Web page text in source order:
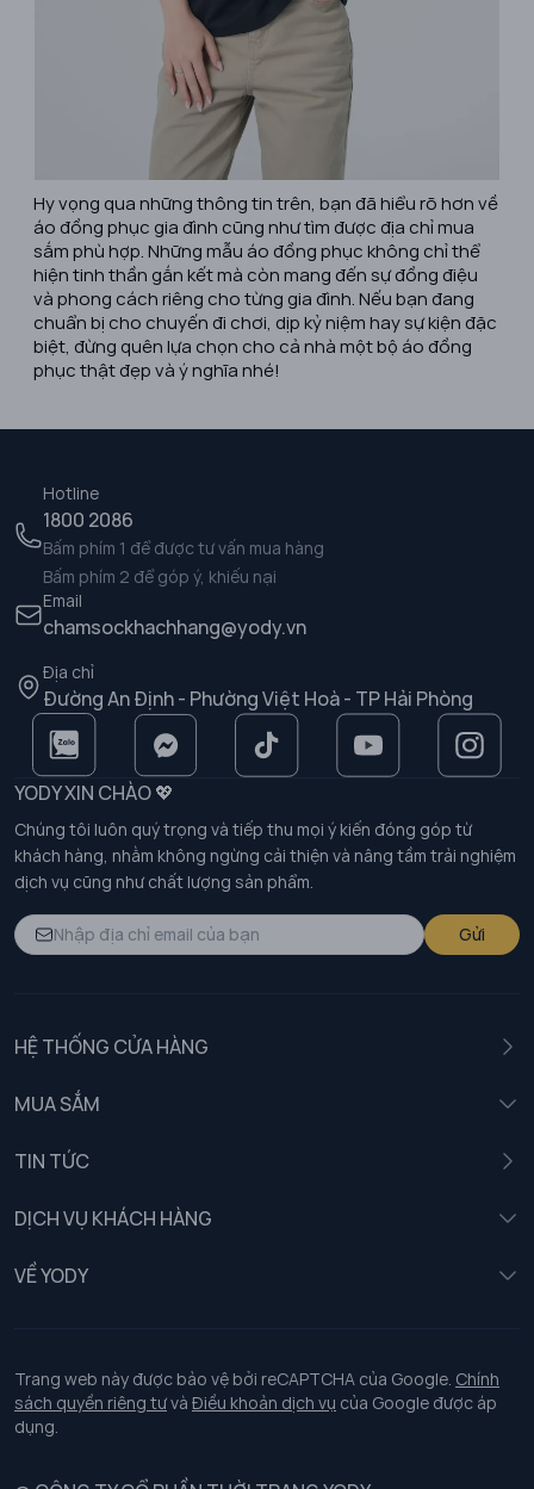
Hy vọng qua những thông tin trên, bạn đã hiểu rõ hơn về
áo đồng phục gia đình cũng như tìm được địa chỉ mua
sắm phù hợp. Những mẫu áo đồng phục không chỉ thể
hiện tinh thần gắn kết mà còn mang đến sự đồng điệu
và phong cách riêng cho từng gia đình. Nếu bạn đang
chuẩn bị cho chuyến đi chơi, dịp kỷ niệm hay sự kiện đặc
biệt, đừng quên lựa chọn cho cả nhà một bộ áo đồng
phục thật đẹp và ý nghĩa nhé!
Hotline
1800 2086
Bấm phím 1 để được tư vấn mua hàng
Bấm phím 2 để góp ý, khiếu nại
Email
chamsockhachhang@yody.vn
Địa chỉ
Đường An Định - Phường Việt Hoà - TP Hải Phòng
YODY XIN CHÀO 💖
Chúng tôi luôn quý trọng và tiếp thu mọi ý kiến đóng góp từ
khách hàng, nhằm không ngừng cải thiện và nâng tầm trải nghiệm
dịch vụ cũng như chất lượng sản phẩm.
Gửi
HỆ THỐNG CỬA HÀNG
MUA SẮM
TIN TỨC
DỊCH VỤ KHÁCH HÀNG
Chính sách khách hàng thân thiết
Chính sách bảo vệ dữ liệu cá nhân
Chính sách thanh toán, giao nhận
Chính sách chất lượng và an toàn sức khoẻ nghề nghiệp
VỀ YODY
Tuyển dụng
Trang web này được bảo vệ bởi reCAPTCHA của Google. Chính
sách quyền riêng tưvà Điều khoản dịch vụ của Google được áp
dụng.